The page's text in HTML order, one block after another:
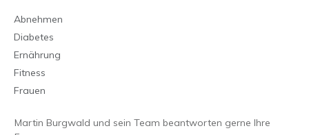
Abnehmen
Diabetes
Ernährung
Fitness
Frauen
Martin Burgwald und sein Team beantworten gerne Ihre